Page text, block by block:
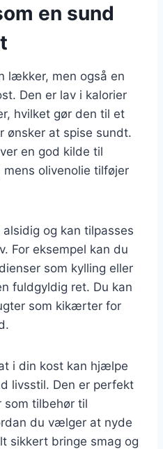
en sund
lækker, men også en
Den er lav i kalorier
hvilket gør den til et
ønsker at spise sundt.
en god kilde til
olivenolie tilføjer
og kan tilpasses
For eksempel kan du
som kylling eller
fuldgyldig ret. Du kan
som kikærter for
i din kost kan hjælpe
livsstil. Den er perfekt
som tilbehør til
du vælger at nyde
sikkert bringe smag og